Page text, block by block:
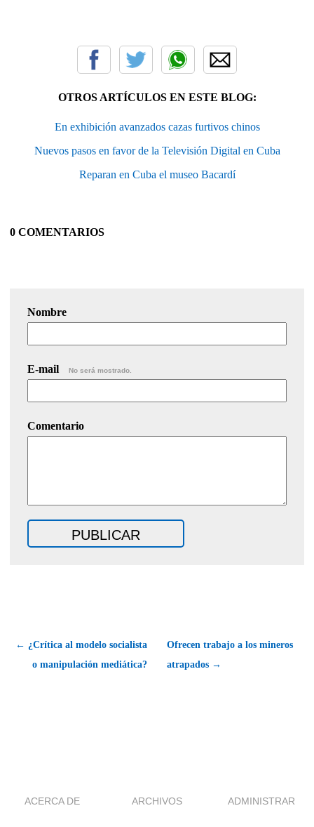
OTROS ARTÍCULOS EN ESTE BLOG:
En exhibición avanzados cazas furtivos chinos
Nuevos pasos en favor de la Televisión Digital en Cuba
Reparan en Cuba el museo Bacardí
0 COMENTARIOS
Nombre
E-mail No será mostrado.
Comentario
← ¿Crítica al modelo socialista
o manipulación mediática?
Ofrecen trabajo a los mineros
atrapados →
ACERCA DE ARCHIVOS ADMINISTRAR